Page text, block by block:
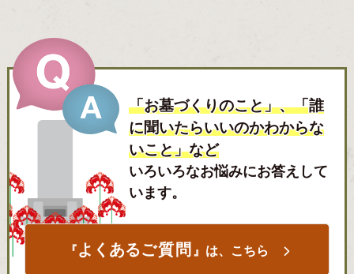
「お墓づくりのこと」、「誰
に聞いたらいいのかわからな
いこと」など
いろいろなお悩みにお答えして
います。
『よくあるご質問 』は、こちら